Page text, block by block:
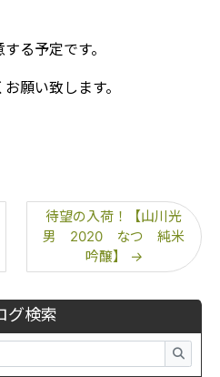
グ検索
る予定です。
願い致します。
待望の入荷！【山川光
男 2020 なつ 純米
吟醸】
→